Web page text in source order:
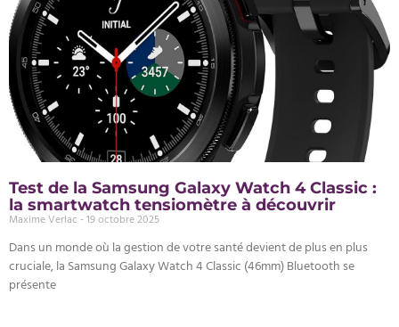
Test de la Samsung Galaxy Watch 4 Classic :
la smartwatch tensiomètre à découvrir
Maxime Verlac 19 octobre 2025
Dans un monde où la gestion de votre santé devient de plus en plus
cruciale, la Samsung Galaxy Watch 4 Classic (46mm) Bluetooth se
présente